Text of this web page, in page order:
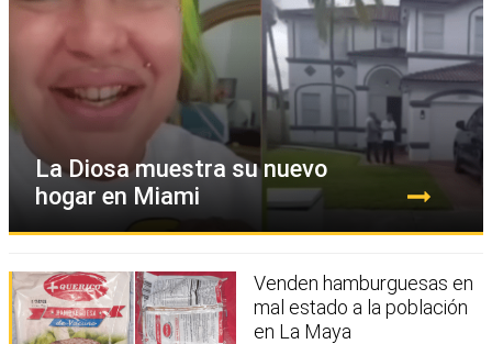
La Diosa muestra su nuevo
hogar en Miami
Venden hamburguesas en
mal estado a la población
en La Maya